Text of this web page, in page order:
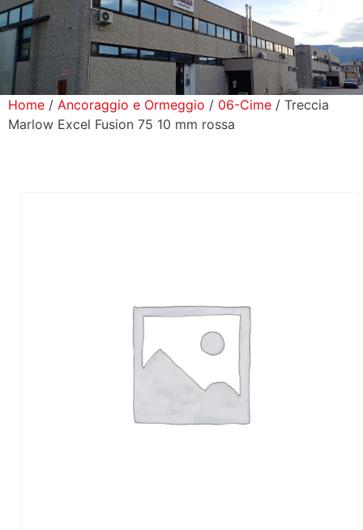
Prodotti
Home / Ancoraggio e Ormeggio / 06-Cime / Treccia
Marlow Excel Fusion 75 10 mm rossa